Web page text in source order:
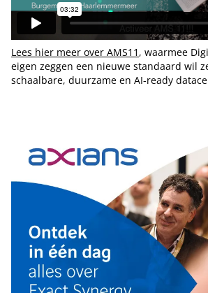
Lees hier meer over AMS11 , waarmee
eigen zeggen een nieuwe standaard wil
schaalbare, duurzame en AI-ready